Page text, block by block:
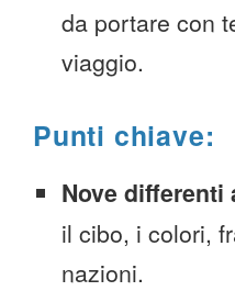
da portare con
viaggio.
Punti chiave:
Nove differenti
il cibo, i colori,
nazioni.